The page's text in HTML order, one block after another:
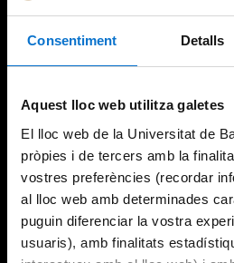
Consentiment Detalls
Aquest lloc web utilitza galetes
El lloc web de la Universitat de
pròpies i de tercers amb la
vostres preferències (recordar
al lloc web amb determinades
puguin diferenciar la vostra
usuaris), amb finalitats